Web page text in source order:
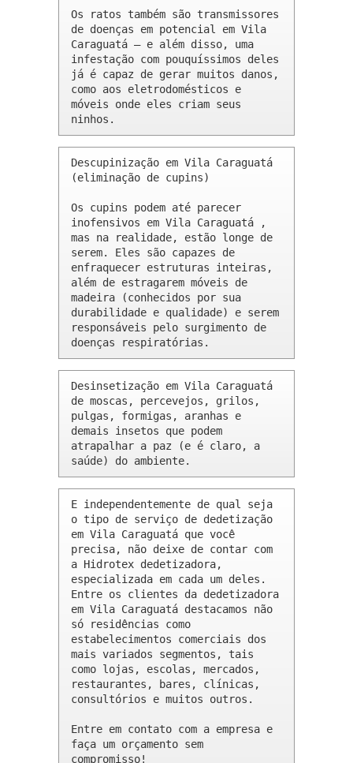
Os ratos também são transmissores
de doenças em potencial em Vila
Caraguatá – e além disso, uma
infestação com pouquíssimos deles
já é capaz de gerar muitos danos,
como aos eletrodomésticos e
móveis onde eles criam seus
ninhos.
Descupinização em Vila Caraguatá
(eliminação de cupins)
Os cupins podem até parecer
inofensivos em Vila Caraguatá ,
mas na realidade, estão longe de
serem. Eles são capazes de
enfraquecer estruturas inteiras,
além de estragarem móveis de
madeira (conhecidos por sua
durabilidade e qualidade) e serem
responsáveis pelo surgimento de
doenças respiratórias.
Desinsetização em Vila Caraguatá
de moscas, percevejos, grilos,
pulgas, formigas, aranhas e
demais insetos que podem
atrapalhar a paz (e é claro, a
saúde) do ambiente.
E independentemente de qual seja
o tipo de serviço de dedetização
em Vila Caraguatá que você
precisa, não deixe de contar com
a Hidrotex dedetizadora,
especializada em cada um deles.
Entre os clientes da dedetizadora
em Vila Caraguatá destacamos não
só residências como
estabelecimentos comerciais dos
mais variados segmentos, tais
como lojas, escolas, mercados,
restaurantes, bares, clínicas,
consultórios e muitos outros.
Entre em contato com a empresa e
faça um orçamento sem
compromisso!